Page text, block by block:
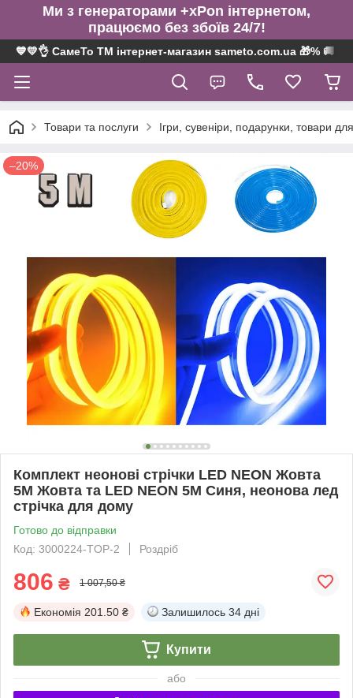
Ми з генераторами +xPon інтернетом,
працюємо без збоїв 24/7!
💙💛👌 СамеТо ТМ інтернет-магазин sameto.com.ua 🎁% 🚚 ⤵
Товари та послуги Ігри, сувеніри, подарунки, товари
–20%
Комплект неонові стрічки LED NEON Жовта
5M Жовта та LED NEON 5M Синя, неонова лед
стрічка для дому
Готово до відправки
Код: 3000224-TOP-2
Роздріб
806 ₴ 1 007,50 ₴
Економія 201.50 ₴ Залишилось 34 дні
Купити
або